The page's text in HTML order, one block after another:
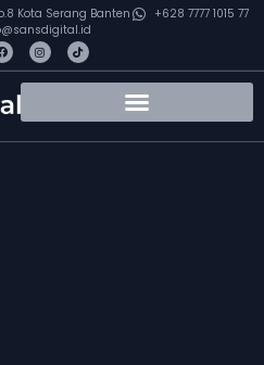
Kota Serang Banten
+628 7777 1015 77